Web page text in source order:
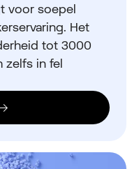
voor soepel
Het
tot 3000
zelfs in fel